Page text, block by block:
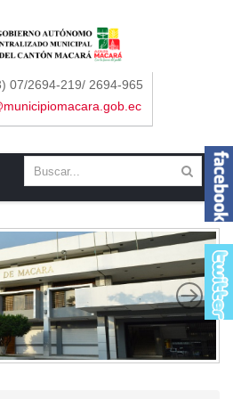
07/2694-219/ 2694-965